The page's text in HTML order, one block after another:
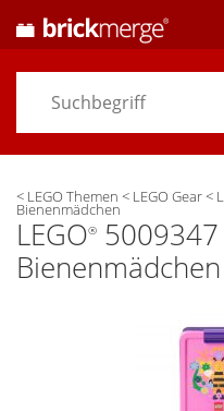
< LEGO Themen < LEGO Gear<
Bienenmädchen
LEGO®
Bienenmädchen
Preisvergleich
Themen/ Händler
Alarme& Wunschlisten